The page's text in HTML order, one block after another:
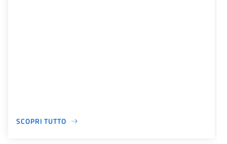
SCOPRI TUTTO